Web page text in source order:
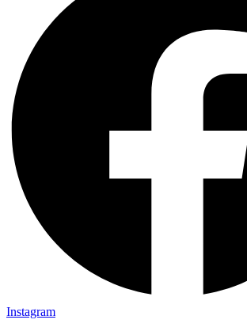
Instagram